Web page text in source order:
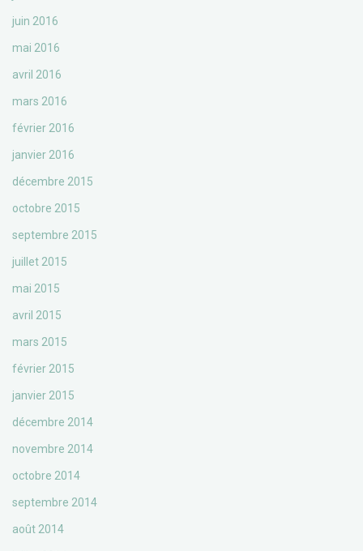
juin 2016
mai 2016
avril 2016
mars 2016
février 2016
janvier 2016
décembre 2015
octobre 2015
septembre 2015
juillet 2015
mai 2015
avril 2015
mars 2015
février 2015
janvier 2015
décembre 2014
novembre 2014
octobre 2014
septembre 2014
août 2014